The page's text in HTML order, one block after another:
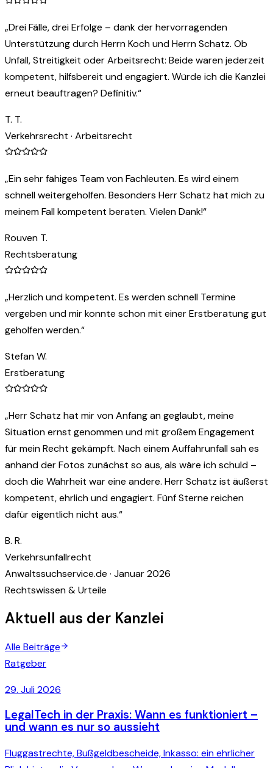
„Drei Fälle, drei Erfolge – dank der hervorragenden
Unterstützung durch Herrn Koch und Herrn Schatz. Ob
Unfall, Streitigkeit oder Arbeitsrecht: Beide waren jederzeit
kompetent, hilfsbereit und engagiert. Würde ich die Kanzlei
erneut beauftragen? Definitiv.“
T. T.
Verkehrsrecht · Arbeitsrecht
„Ein sehr fähiges Team von Fachleuten. Es wird einem
schnell weitergeholfen. Besonders Herr Schatz hat mich zu
meinem Fall kompetent beraten. Vielen Dank!“
Rouven T.
Rechtsberatung
„Herzlich und kompetent. Es werden schnell Termine
vergeben und mir konnte schon mit einer Erstberatung gut
geholfen werden.“
Stefan W.
Erstberatung
„Herr Schatz hat mir von Anfang an geglaubt, meine
Situation ernst genommen und mit großem Engagement
für mein Recht gekämpft. Nach einem Auffahrunfall sah es
anhand der Fotos zunächst so aus, als wäre ich schuld –
doch die Wahrheit war eine andere. Herr Schatz ist äußerst
kompetent, ehrlich und engagiert. Fünf Sterne reichen
dafür eigentlich nicht aus.“
B. R.
Verkehrsunfallrecht
Anwaltssuchservice.de · Januar 2026
Rechtswissen & Urteile
Aktuell aus der Kanzlei
Alle Beiträge
Ratgeber
29. Juli 2026
LegalTech in der Praxis: Wann es funktioniert –
und wann es nur so aussieht
Fluggastrechte, Bußgeldbescheide, Inkasso: ein ehrlicher